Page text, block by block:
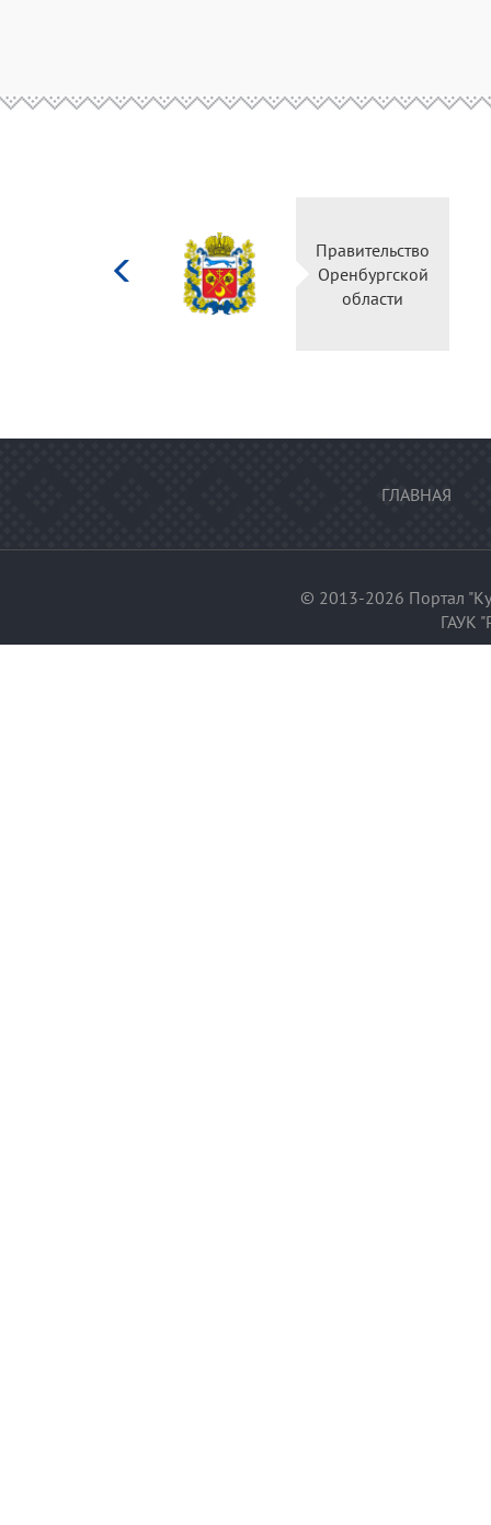
Правительство
Оренбургской
области
ГЛАВНАЯ
© 2013-2026 Портал
ГАУК